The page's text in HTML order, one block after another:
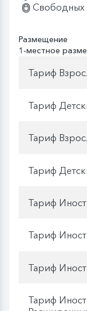
Свободных
Размещение
1-местное
Тариф
Тариф
Тариф
Тариф
Тариф
Тариф
Тариф
Тариф